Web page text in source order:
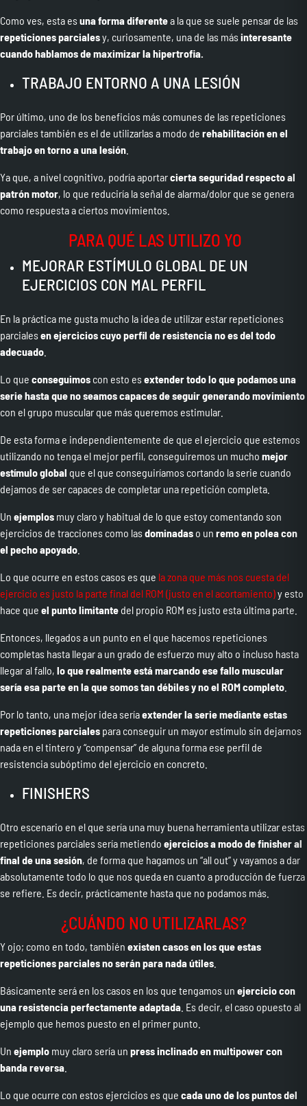
Como ves, esta esuna forma diferentea la que se suele pensar de las
repeticiones parcialesy, curiosamente, una de las másinteresante
cuando hablamos de maximizar la hipertrofia.
TRABAJO ENTORNO A UNA LESIÓN
Por último, uno de los beneficios más comunes de las repeticiones
parciales también es el de utilizarlas a modo de rehabilitación en el
trabajo en torno a una lesión
Ya que, a nivel cognitivo, podría aportarcierta seguridad respecto al
patrón motor, lo que reduciría la señal de alarma/dolor que se genera
como respuesta a ciertos movimientos.
PARA QUÉ LAS UTILIZO YO
MEJORAR ESTÍMULO GLOBAL DE UN
EJERCICIOS CON MAL PERFIL
En la práctica me gusta mucho la idea de utilizar estar repeticiones
parcialesen ejercicios cuyo perfil de resistencia no es del todo
adecuado
Lo que conseguimos con esto esextender todo lo que podamos una
serie hasta que no seamos capaces de seguir generando movimiento
con el grupo muscular que más queremos estimular.
De esta forma e independientemente de que el ejercicio que estemos
utilizando no tenga el mejor perfil, conseguiremos un mucho mejor
estímulo global que el que conseguiríamos cortando la serie cuando
dejamos de ser capaces de completar una repetición completa.
Un ejemplos muy claro y habitual de lo que estoy comentando son
ejercicios de tracciones como lasdominadas o un remo en polea con
el pecho apoyado
Lo que ocurre en estos casos es que la zona que más nos cuesta del
ejercicio es justo la parte final del ROM (justo en el acortamiento)y esto
hace que el punto limitantedel propio ROM es justo esta última parte.
Entonces, llegados a un punto en el que hacemos repeticiones
completas hasta llegar a un grado de esfuerzo muy alto o incluso hasta
llegar al fallo, lo que realmente está marcando ese fallo muscular
sería esa parte en la que somos tan débiles y no el ROM completo
Por lo tanto, una mejor idea seríaextender la serie mediante estas
repeticiones parciales para conseguir un mayor estímulo sin dejarnos
nada en el tintero y “compensar” de alguna forma ese perfil de
resistencia subóptimo del ejercicio en concreto.
FINISHERS
Otro escenario en el que sería una muy buena herramienta utilizar estas
repeticiones parciales sería metiendo ejercicios a modo de finisheral
final de una sesión, de forma que hagamos un “all out” y vayamos a dar
absolutamente todo lo que nos queda en cuanto a producción de fuerza
se refiere. Es decir, prácticamente hasta que no podamos más.
¿CUÁNDO NO UTILIZARLAS?
Y ojo; como en todo, también existen casos en los que estas
repeticiones parciales no serán para nada útiles
Básicamente será en los casos en los que tengamos un ejercicio con
una resistencia perfectamente adaptada . Es decir, el caso opuesto al
ejemplo que hemos puesto en el primer punto.
Un ejemplo muy claro sería un press inclinado en multipower con
banda reversa
Lo que ocurre con estos ejercicios es que cada uno de los puntos del